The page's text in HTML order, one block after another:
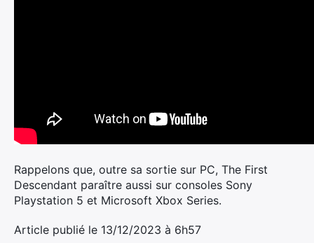
Rappelons que, outre sa sortie sur PC, The First
Descendant paraître aussi sur consoles Sony
Playstation 5 et Microsoft Xbox Series.
Article publié le 13/12/2023 à 6h57